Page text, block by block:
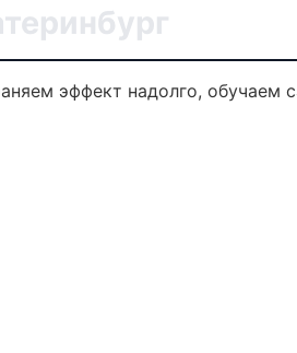
эффект надолго, обучаем